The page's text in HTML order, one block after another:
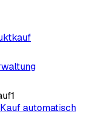
1
automatisch